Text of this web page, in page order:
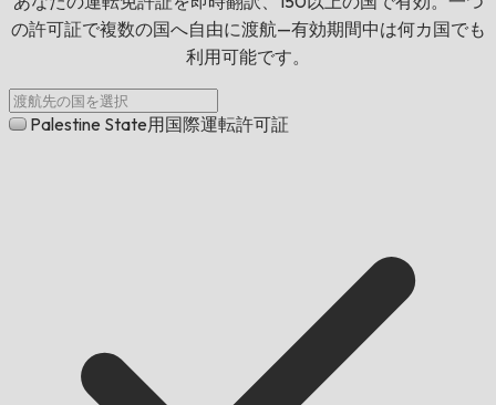
の許可証で複数の国へ自由に渡航—有効期間中は何カ国でも
利用可能です。
Palestine State用国際運転許可証